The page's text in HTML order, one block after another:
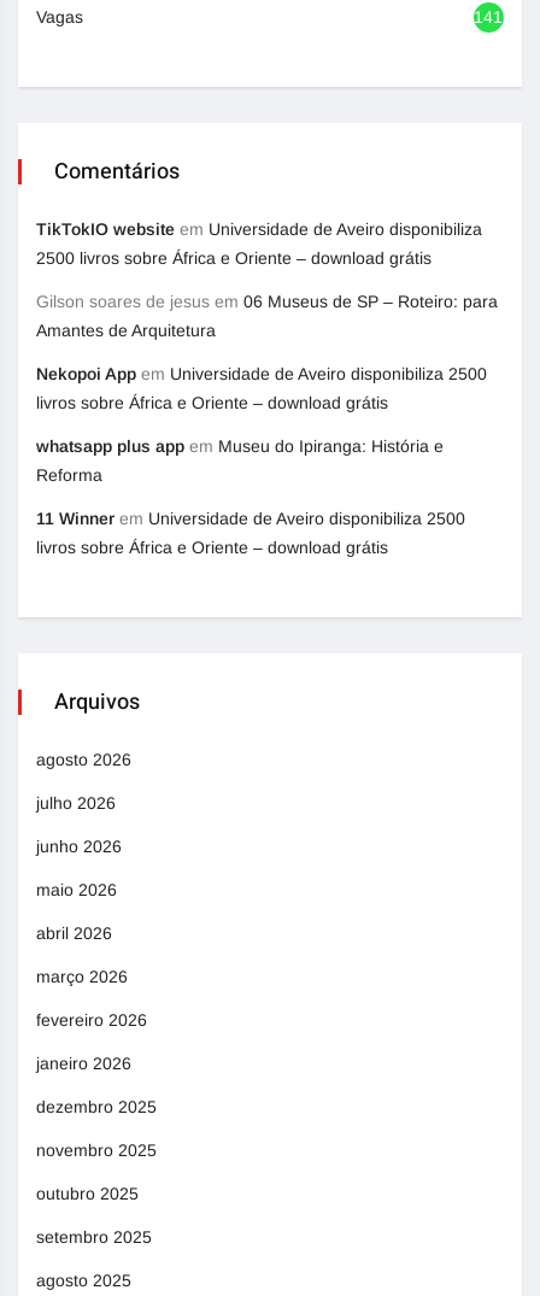
Vagas 1416
Comentários
TikTokIO website em Universidade de Aveiro disponibiliza
2500 livros sobre África e Oriente – download grátis
Gilson soares de jesus em 06 Museus de SP – Roteiro: para
Amantes de Arquitetura
Nekopoi App em Universidade de Aveiro disponibiliza 2500
livros sobre África e Oriente – download grátis
whatsapp plus app em Museu do Ipiranga: História e
Reforma
11 Winner em Universidade de Aveiro disponibiliza 2500
livros sobre África e Oriente – download grátis
Arquivos
agosto 2026
julho 2026
junho 2026
maio 2026
abril 2026
março 2026
fevereiro 2026
janeiro 2026
dezembro 2025
novembro 2025
outubro 2025
setembro 2025
agosto 2025